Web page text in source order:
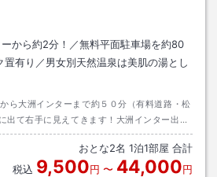
から約2分！／無料平面駐車場を約80
有り／男女別天然温泉は美肌の湯とし
ら大洲インターまで約５０分（有料道路・松
出て右手に見えてきます！大洲インター出て
おとな2名 1泊1部屋 合計
税込 9,500円 〜 44,000円